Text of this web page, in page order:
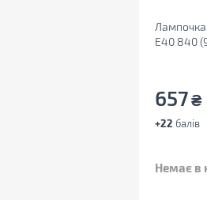
E40 840
657₴
+22 балів
Немає в